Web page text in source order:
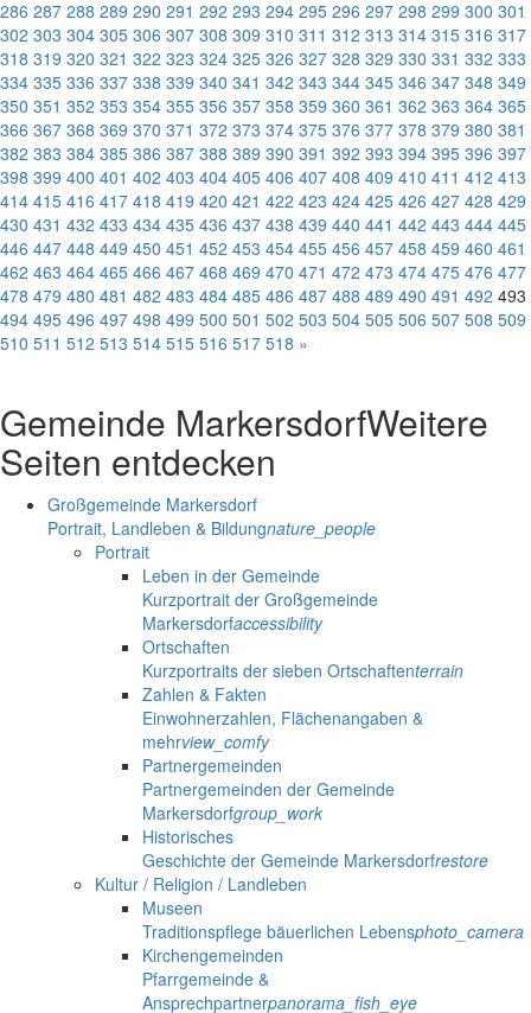
286 287 288 289 290 291 292 293 294 295 296 297 298 299 300 301
302 303 304 305 306 307 308 309 310 311 312 313 314 315 316 317
318 319 320 321 322 323 324 325 326 327 328 329 330 331 332 333
334 335 336 337 338 339 340 341 342 343 344 345 346 347 348 349
350 351 352 353 354 355 356 357 358 359 360 361 362 363 364 365
366 367 368 369 370 371 372 373 374 375 376 377 378 379 380 381
382 383 384 385 386 387 388 389 390 391 392 393 394 395 396 397
398 399 400 401 402 403 404 405 406 407 408 409 410 411 412 413
414 415 416 417 418 419 420 421 422 423 424 425 426 427 428 429
430 431 432 433 434 435 436 437 438 439 440 441 442 443 444 445
446 447 448 449 450 451 452 453 454 455 456 457 458 459 460 461
462 463 464 465 466 467 468 469 470 471 472 473 474 475 476 477
478 479 480 481 482 483 484 485 486 487 488 489 490 491 492 493
494 495 496 497 498 499 500 501 502 503 504 505 506 507 508 509
510 511 512 513 514 515 516 517 518 »
Gemeinde MarkersdorfWeitere
Seiten entdecken
Großgemeinde Markersdorf
Portrait, Landleben & Bildungnature_people
Portrait
Leben in der Gemeinde
Kurzportrait der Großgemeinde
Markersdorfaccessibility
Ortschaften
Kurzportraits der sieben Ortschaftenterrain
Zahlen & Fakten
Einwohnerzahlen, Flächenangaben &
mehrview_comfy
Partnergemeinden
Partnergemeinden der Gemeinde
Markersdorfgroup_work
Historisches
Geschichte der Gemeinde Markersdorfrestore
Kultur / Religion / Landleben
Museen
Traditionspflege bäuerlichen Lebensphoto_camera
Kirchengemeinden
Pfarrgemeinde &
Ansprechpartnerpanorama_fish_eye